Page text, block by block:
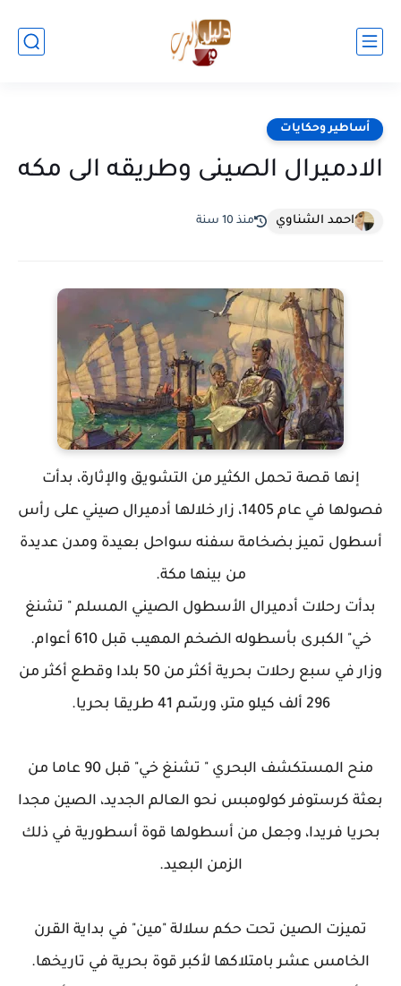
أساطير وحكايات
الادميرال الصينى وطريقه الى مكه
احمد الشناوي منذ 10 سنة
إنها قصة تحمل الكثير من التشويق والإثارة، بدأت
فصولها في عام 1405، زار خلالها أدميرال صيني على رأس
أسطول تميز بضخامة سفنه سواحل بعيدة ومدن عديدة
من بينها مكة.
بدأت رحلات أدميرال الأسطول الصيني المسلم " تشنغ
خي" الكبرى بأسطوله الضخم المهيب قبل 610 أعوام.
وزار في سبع رحلات بحرية أكثر من 50 بلدا وقطع أكثر من
296 ألف كيلو متر، ورسّم 41 طريقا بحريا.
منح المستكشف البحري " تشنغ خي" قبل 90 عاما من
بعثة كرستوفر كولومبس نحو العالم الجديد، الصين مجدا
بحريا فريدا، وجعل من أسطولها قوة أسطورية في ذلك
الزمن البعيد.
تميزت الصين تحت حكم سلالة "مين" في بداية القرن
الخامس عشر بامتلاكها لأكبر قوة بحرية في تاريخها.